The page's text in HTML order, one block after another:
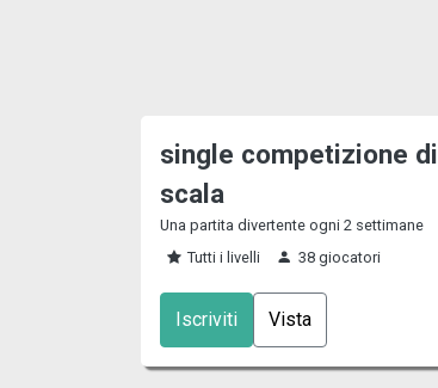
single competizione di
scala
Una partita divertente ogni 2 settimane
Tutti i livelli
38 giocatori
Iscriviti Vista